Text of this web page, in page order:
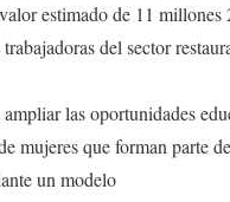
estimado de 11 millones
del sector
las oportunidades
mujeres que forman parte
un modelo